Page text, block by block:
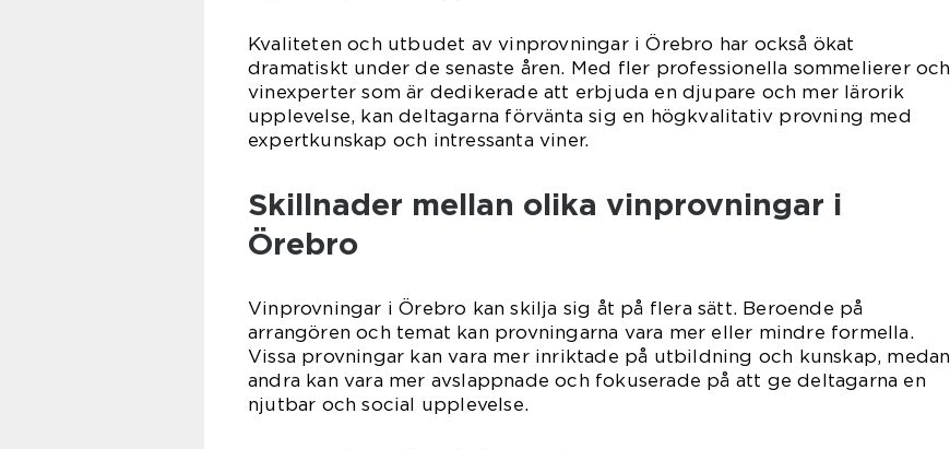
Kvaliteten och utbudet av vinprovningar i Örebro har också ökat
dramatiskt under de senaste åren. Med fler professionella sommelierer och
vinexperter som är dedikerade att erbjuda en djupare och mer lärorik
upplevelse, kan deltagarna förvänta sig en högkvalitativ provning med
expertkunskap och intressanta viner.
Skillnader mellan olika vinprovningar i
Örebro
Vinprovningar i Örebro kan skilja sig åt på flera sätt. Beroende på
arrangören och temat kan provningarna vara mer eller mindre formella.
Vissa provningar kan vara mer inriktade på utbildning och kunskap, medan
andra kan vara mer avslappnade och fokuserade på att ge deltagarna en
njutbar och social upplevelse.